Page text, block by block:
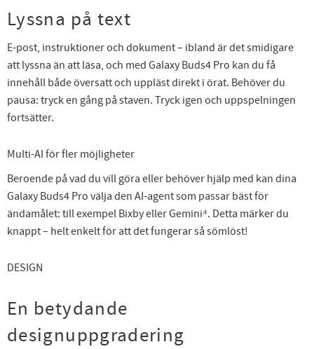
Lyssna på text
E-post, instruktioner och dokument – ibland är det smidigare
att lyssna än att läsa, och med Galaxy Buds4 Pro kan du få
innehåll både översatt och uppläst direkt i örat. Behöver du
pausa: tryck en gång på staven. Tryck igen och uppspelningen
fortsätter.
Multi-AI för fler möjligheter
Beroende på vad du vill göra eller behöver hjälp med kan dina
Galaxy Buds4 Pro välja den AI-agent som passar bäst för
ändamålet: till exempel Bixby eller Gemini⁴. Detta märker du
knappt – helt enkelt för att det fungerar så sömlöst!
DESIGN
En betydande
designuppgradering